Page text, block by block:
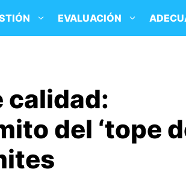
EVALUACIÓN
calidad:
del ‘tope